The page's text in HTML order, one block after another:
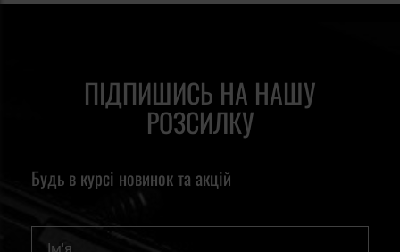
ПІДПИШИСЬ НА НАШУ
РОЗСИЛКУ
Будь в курсі новинок та акцій